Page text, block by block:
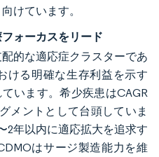
けています。
ォーカスをリード
的な適応症クラスターであ
ける明確な生存利益を示す
います。希少疾患はCAGR
メントとして台頭していま
2年以内に適応拡大を追求す
はサージ製造能力を維